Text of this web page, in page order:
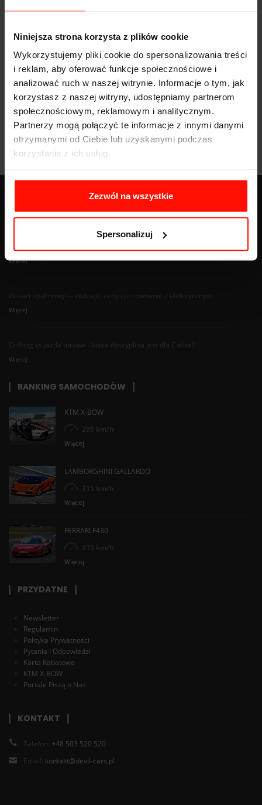
Niniejsza strona korzysta z plików cookie
Wykorzystujemy pliki cookie do spersonalizowania treści
i reklam, aby oferować funkcje społecznościowe i
analizować ruch w naszej witrynie. Informacje o tym, jak
korzystasz z naszej witryny, udostępniamy partnerom
społecznościowym, reklamowym i analitycznym.
Partnerzy mogą połączyć te informacje z innymi danymi
otrzymanymi od Ciebie lub uzyskanymi podczas
korzystania z ich usług.
Zezwól na wszystkie
Spersonalizuj
Pojemność:
6.3 l
Skrzynia biegów:
BLOG
Więcej
Gokart spalinowy — rodzaje, ceny i porównanie z elektrycznym
Więcej
Drifting vs jazda torowa - która dyscyplina jest dla Ciebie?
Więcej
RANKING SAMOCHODÓW
KTM X-BOW
295 km/h
Więcej
LAMBORGHINI GALLARDO
315 km/h
Więcej
FERRARI F430
315 km/h
Więcej
PRZYDATNE
Newsletter
Regulamin
Polityka Prywatności
Pytania i Odpowiedzi
Karta Rabatowa
KTM X-BOW
Portale Piszą o Nas
KONTAKT
Telefon: +48 503 520 520
Email: kontakt@devil-cars.pl